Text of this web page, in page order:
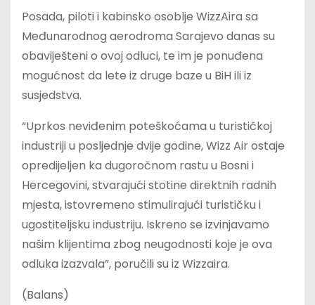
Posada, piloti i kabinsko osoblje WizzAira sa
Međunarodnog aerodroma Sarajevo danas su
obaviješteni o ovoj odluci, te im je ponuđena
mogućnost da lete iz druge baze u BiH ili iz
susjedstva.
“Uprkos neviđenim poteškoćama u turističkoj
industriji u posljednje dvije godine, Wizz Air ostaje
opredijeljen ka dugoročnom rastu u Bosni i
Hercegovini, stvarajući stotine direktnih radnih
mjesta, istovremeno stimulirajući turističku i
ugostiteljsku industriju. Iskreno se izvinjavamo
našim klijentima zbog neugodnosti koje je ova
odluka izazvala”, poručili su iz Wizzaira.
(Balans)